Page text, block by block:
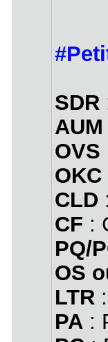
SDR
AUM
OVS
OKC
CLD
CF :
PQ/
OS
LTR
PA :